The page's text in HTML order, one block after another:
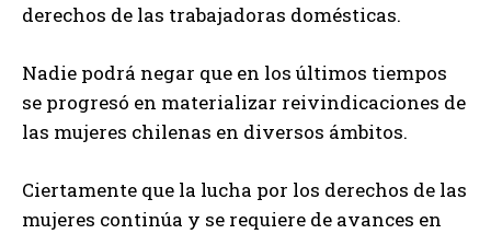
derechos de las trabajadoras domésticas.
Nadie podrá negar que en los últimos tiempos
se progresó en materializar reivindicaciones de
las mujeres chilenas en diversos ámbitos.
Ciertamente que la lucha por los derechos de las
mujeres continúa y se requiere de avances en